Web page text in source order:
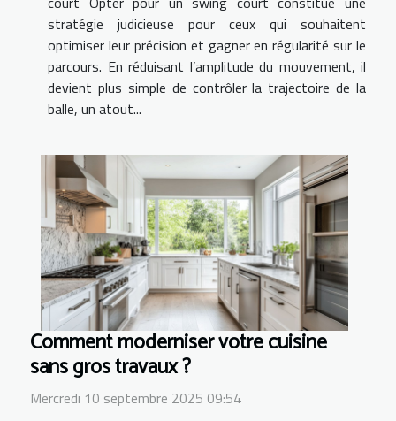
stratégie judicieuse pour ceux qui souhaitent
optimiser leur précision et gagner en régularité sur le
parcours. En réduisant l’amplitude du mouvement, il
devient plus simple de contrôler la trajectoire de la
balle, un atout...
Comment moderniser votre cuisine
sans gros travaux ?
Mercredi 10 septembre 2025 09:54